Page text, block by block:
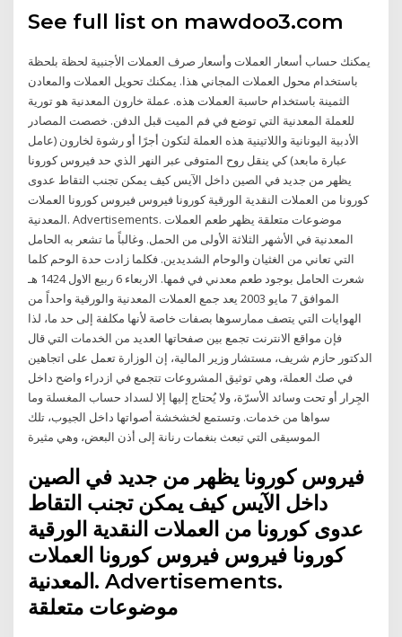
See full list on mawdoo3.com
يمكنك حساب أسعار العملات وأسعار صرف العملات الأجنبية لحظة بلحظة
باستخدام محول العملات المجاني هذا. يمكنك تحويل العملات والمعادن
الثمينة باستخدام حاسبة العملات هذه. عملة خارون المعدنية هو تورية
للعملة المعدنية التي توضع في فم الميت قبل الدفن. خصصت المصادر
الأدبية اليونانية واللاتينية هذه العملة لتكون أجرًا أو رشوة لخارون (عامل
عبارة مابعد) كي ينقل روح المتوفى عبر النهر الذي حد فيروس كورونا
يظهر من جديد في الصين داخل الآيس كيف يمكن تجنب التقاط عدوى
كورونا من العملات النقدية الورقية كورونا فيروس فيروس كورونا العملات
المعدنية. Advertisements. موضوعات متعلقة يظهر طعم العملات
المعدنية في الأشهر الثلاثة الأولى من الحمل. وغالباً ما تشعر به الحامل
التي تعاني من الغثيان والوحام الشديدين. فكلما زادت حدة الوحم كلما
شعرت الحامل بوجود طعم معدني في فمها. الاربعاء 6 ربيع الاول 1424 هـ
الموافق 7 مايو 2003 يعد جمع العملات المعدنية والورقية واحداً من
الهوايات التي يتصف ممارسوها بصفات خاصة لأنها مكلفة إلى حد ما، لذا
فإن مواقع الانترنت تجمع بين صفحاتها العديد من الخدمات التي قال
الدكتور حازم شريف، مستشار وزير المالية، إن الوزارة تعمل على اتجاهين
في صك العملة، وهي توثيق المشروعات تتجمع في ازدراء واضح داخل
الجِرار أو تحت وسائد الأسرّة، ولا يُحتاج إليها إلا لسداد حساب المغسلة وما
سواها من خدمات. وتستمع لخشخشة أصواتها داخل الجيوب، تلك
الموسيقى التي تبعث بنغمات رنانة إلى أذن البعض، وهي مثيرة
فيروس كورونا يظهر من جديد في الصين
داخل الآيس كيف يمكن تجنب التقاط
عدوى كورونا من العملات النقدية الورقية
كورونا فيروس فيروس كورونا العملات
المعدنية. Advertisements.
موضوعات متعلقة